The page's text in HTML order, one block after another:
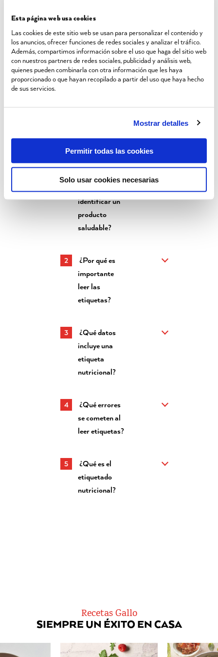
Esta página web usa cookies
Las cookies de este sitio web se usan para personalizar el contenido y
los anuncios, ofrecer funciones de redes sociales y analizar el tráfico.
Además, compartimos información sobre el uso que haga del sitio web
con nuestros partners de redes sociales, publicidad y análisis web,
quienes pueden combinarla con otra información que les haya
proporcionado o que hayan recopilado a partir del uso que haya hecho
de sus servicios.
Mostrar detalles
Permitir todas las cookies
Solo usar cookies necesarias
ingredientes frescos, sin aditivos innecesarios y con
una etiqueta clara y comprensible.
vez que vayas al supermercado, recuerda:elige
aquellos productos con información clara y de calidad
comprobada.¡Tu salud y tu paladar te lo agradecerán!
identificar un
producto
saludable?
¿Por qué es
importante
leer las
etiquetas?
¿Qué datos
incluye una
etiqueta
nutricional?
¿Qué errores
se cometen al
leer etiquetas?
¿Qué es el
etiquetado
nutricional?
Recetas Gallo
SIEMPRE UN ÉXITO EN CASA